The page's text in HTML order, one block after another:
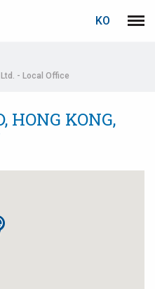
KO
메뉴
Ltd. - Local Office
KONG,